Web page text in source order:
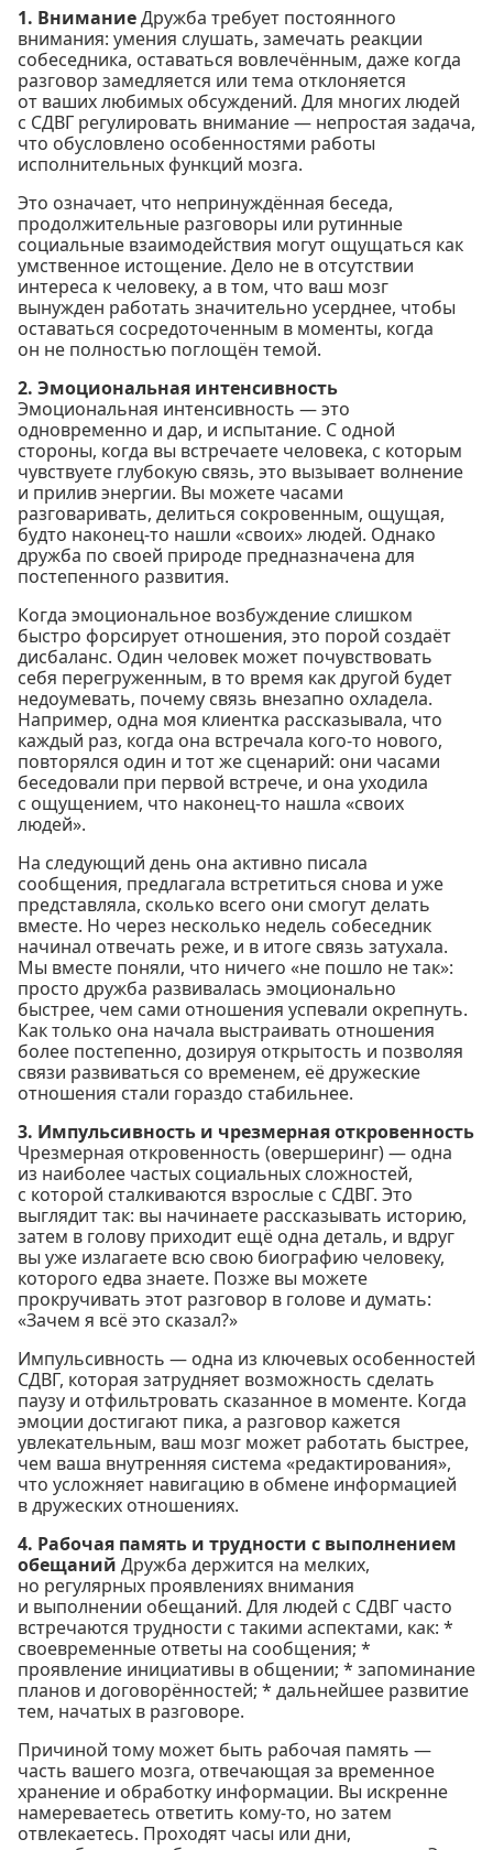
1. ВниманиеДружба требует постоянного
внимания: умения слушать, замечать реакции
собеседника, оставаться вовлечённым, даже когда
разговор замедляется или тема отклоняется
от ваших любимых обсуждений. Для многих людей
с СДВГ регулировать внимание — непростая задача,
что обусловлено особенностями работы
исполнительных функций мозга.
Это означает, что непринуждённая беседа,
продолжительные разговоры или рутинные
социальные взаимодействия могут ощущаться как
умственное истощение. Дело не в отсутствии
интереса к человеку, а в том, что ваш мозг
вынужден работать значительно усерднее, чтобы
оставаться сосредоточенным в моменты, когда
он не полностью поглощён темой.
2. Эмоциональная интенсивность
Эмоциональная интенсивность — это
одновременно и дар, и испытание. С одной
стороны, когда вы встречаете человека, с которым
чувствуете глубокую связь, это вызывает волнение
и прилив энергии. Вы можете часами
разговаривать, делиться сокровенным, ощущая,
будто наконец-то нашли «своих» людей. Однако
дружба по своей природе предназначена для
постепенного развития.
Когда эмоциональное возбуждение слишком
быстро форсирует отношения, это порой создаёт
дисбаланс. Один человек может почувствовать
себя перегруженным, в то время как другой будет
недоумевать, почему связь внезапно охладела.
Например, одна моя клиентка рассказывала, что
каждый раз, когда она встречала кого-то нового,
повторялся один и тот же сценарий: они часами
беседовали при первой встрече, и она уходила
с ощущением, что наконец-то нашла «своих
людей».
На следующий день она активно писала
сообщения, предлагала встретиться снова и уже
представляла, сколько всего они смогут делать
вместе. Но через несколько недель собеседник
начинал отвечать реже, и в итоге связь затухала.
Мы вместе поняли, что ничего «не пошло не так»:
просто дружба развивалась эмоционально
быстрее, чем сами отношения успевали окрепнуть.
Как только она начала выстраивать отношения
более постепенно, дозируя открытость и позволяя
связи развиваться со временем, её дружеские
отношения стали гораздо стабильнее.
3. Импульсивность и чрезмерная откровенность
Чрезмерная откровенность (овершеринг) — одна
из наиболее частых социальных сложностей,
с которой сталкиваются взрослые с СДВГ. Это
выглядит так: вы начинаете рассказывать историю,
затем в голову приходит ещё одна деталь, и вдруг
вы уже излагаете всю свою биографию человеку,
которого едва знаете. Позже вы можете
прокручивать этот разговор в голове и думать:
«Зачем я всё это сказал?»
Импульсивность — одна из ключевых особенностей
СДВГ, которая затрудняет возможность сделать
паузу и отфильтровать сказанное в моменте. Когда
эмоции достигают пика, а разговор кажется
увлекательным, ваш мозг может работать быстрее,
чем ваша внутренняя система «редактирования»,
что усложняет навигацию в обмене информацией
в дружеских отношениях.
4. Рабочая память и трудности с выполнением
обещаний Дружба держится на мелких,
но регулярных проявлениях внимания
и выполнении обещаний. Для людей с СДВГ часто
встречаются трудности с такими аспектами, как: *
своевременные ответы на сообщения; *
проявление инициативы в общении; * запоминание
планов и договорённостей; * дальнейшее развитие
тем, начатых в разговоре.
Причиной тому может быть рабочая память —
часть вашего мозга, отвечающая за временное
хранение и обработку информации. Вы искренне
намереваетесь ответить кому-то, но затем
отвлекаетесь. Проходят часы или дни,